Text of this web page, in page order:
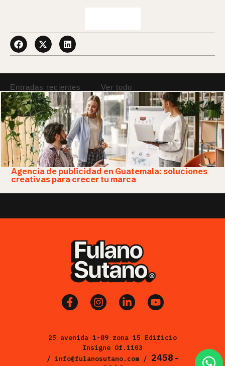
Entradas recientes Ver todo
Agencia de publicidad en Guatemala: soluciones
creativas para crecer tu marca
25 avenida 1-89 zona 15 Edificio
Insigne Of.1103
/ info@fulanosutano.com / 2458-